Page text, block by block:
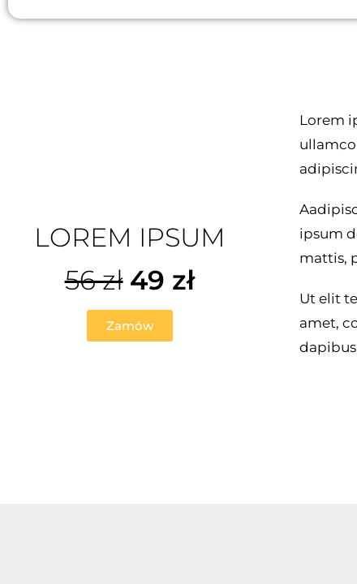
LOREM IPSUM
56 zł 49 zł
Zamów
Lorem
ipsum
mattis,
Ut elit
amet,
dapibus